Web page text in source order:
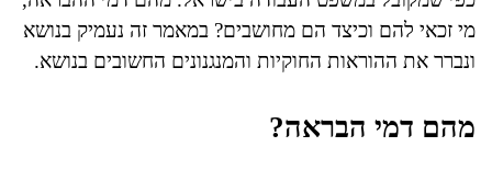
מי זכאי להם וכיצד הם מחושבים? במאמר זה נעמיק בנושא
ונברר את ההוראות החוקיות והמנגנונים החשובים בנושא.
מהם דמי הבראה?